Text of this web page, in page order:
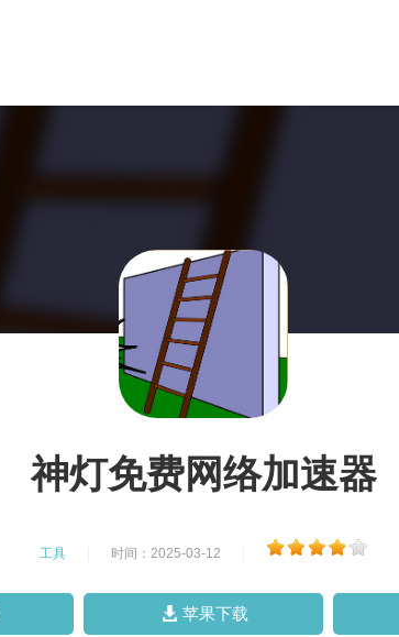
神灯免费网络加速器
工具 时间：2025-03-12
苹果下载